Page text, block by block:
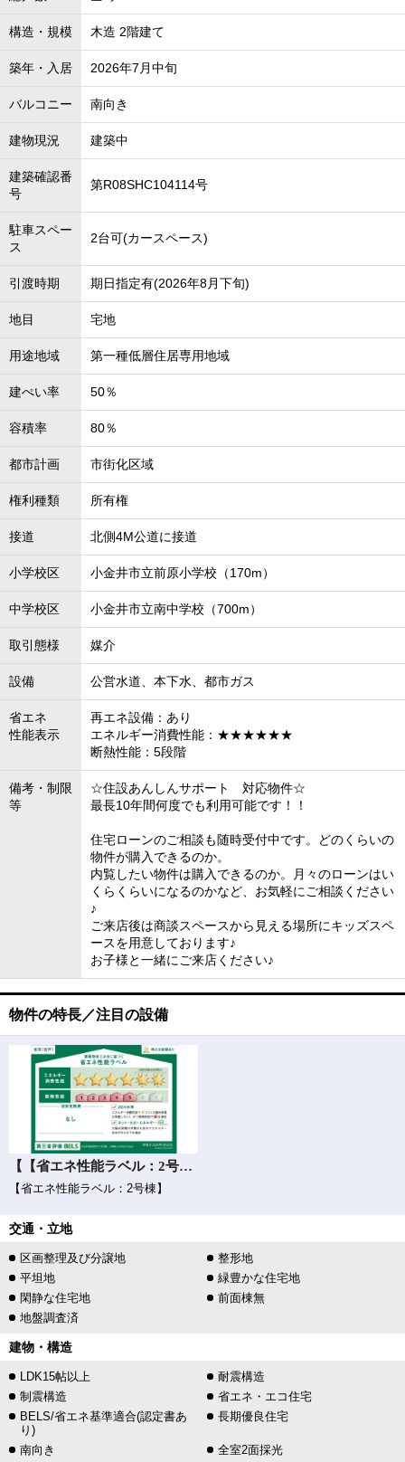
構造・規模 木造 2階建て
築年・入居 2026年7月中旬
バルコニー 南向き
建物現況 建築中
建築確認番
号
第R08SHC104114号
駐車スペー
ス
2台可(カースペース)
引渡時期 期日指定有(2026年8月下旬)
地目 宅地
用途地域 第一種低層住居専用地域
建ぺい率 50％
容積率 80％
都市計画 市街化区域
権利種類 所有権
接道 北側4M公道に接道
小学校区 小金井市立前原小学校（170m）
中学校区 小金井市立南中学校（700m）
取引態様 媒介
設備 公営水道、本下水、都市ガス
省エネ
性能表示
再エネ設備：あり
エネルギー消費性能：★★★★★★
断熱性能：5段階
備考・制限
等
☆住設あんしんサポート 対応物件☆
最長10年間何度でも利用可能です！！
住宅ローンのご相談も随時受付中です。どのくらいの
物件が購入できるのか。
内覧したい物件は購入できるのか。月々のローンはい
くらくらいになるのかなど、お気軽にご相談ください
♪
ご来店後は商談スペースから見える場所にキッズスペ
ースを用意しております♪
お子様と一緒にご来店ください♪
物件の特長／注目の設備
【【省エネ性能ラベル：2号棟】】
【省エネ性能ラベル：2号棟】
交通・立地
区画整理及び分譲地
整形地
平坦地
緑豊かな住宅地
閑静な住宅地
前面棟無
地盤調査済
建物・構造
LDK15帖以上
耐震構造
制震構造
省エネ・エコ住宅
BELS/省エネ基準適合(認定書あ
り)
長期優良住宅
南向き
全室2面採光